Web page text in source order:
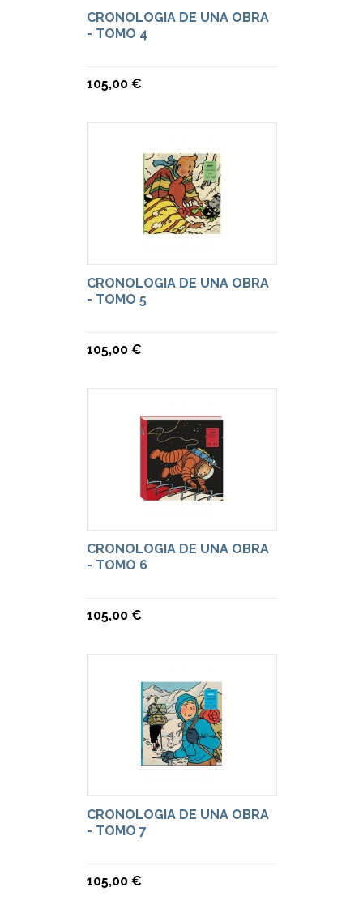
CRONOLOGIA DE UNA OBRA
- TOMO 4
105,00 €
CRONOLOGIA DE UNA OBRA
- TOMO 5
105,00 €
CRONOLOGIA DE UNA OBRA
- TOMO 6
105,00 €
CRONOLOGIA DE UNA OBRA
- TOMO 7
105,00 €